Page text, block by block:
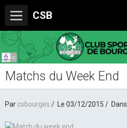
CSB
Le Club
Matchs du Week End
Par csbourges Le 03/12/2015 Dans